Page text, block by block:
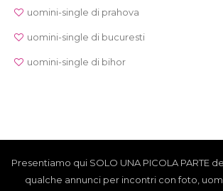
uomini-single di prahova
uomini-single di bucuresti
uomini-single di bihor
Presentiamo qui SOLO UNA PICOLA PARTE
qualche annunci per incontri con foto,